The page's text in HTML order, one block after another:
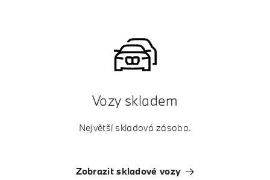
Vozy skladem
Největší skladová zásoba.
Zobrazit skladové vozy